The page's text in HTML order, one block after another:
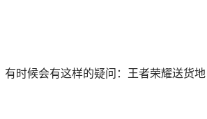
时候会有这样的疑问：王者荣耀送货地